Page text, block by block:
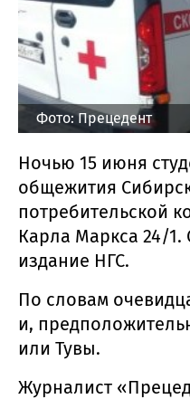
Фото: Прецедент
Ночью 15 июня
общежития
потребительской
Карла Маркса 24/
издание НГС.
По словам
и,
или Тувы.
Журналист